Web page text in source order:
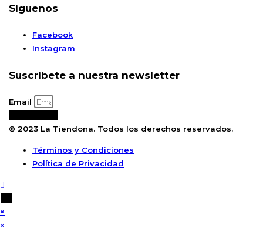
Síguenos
Facebook
Instagram
Suscríbete a nuestra newsletter
Email
© 2023 La Tiendona. Todos los derechos reservados.
Términos y Condiciones
Política de Privacidad
×
×